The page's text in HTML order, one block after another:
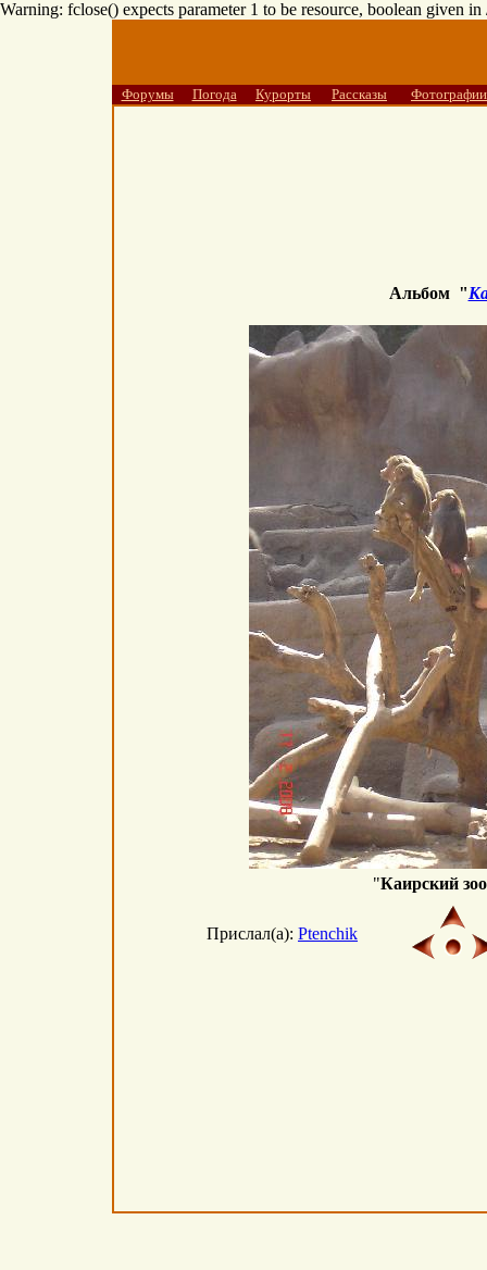
Warning: fclose() expects parameter 1 to be resource, boolean given
Форумы Погода Курорты Рассказы Фотографии
Альбом "
"Каирский
Прислал(а): Ptenchik